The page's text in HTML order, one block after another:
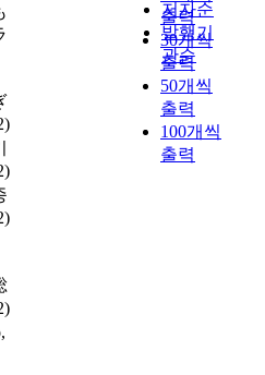
저자순
발행기
관순
출력
30개씩
출력
50개씩
출력
100개씩
출력